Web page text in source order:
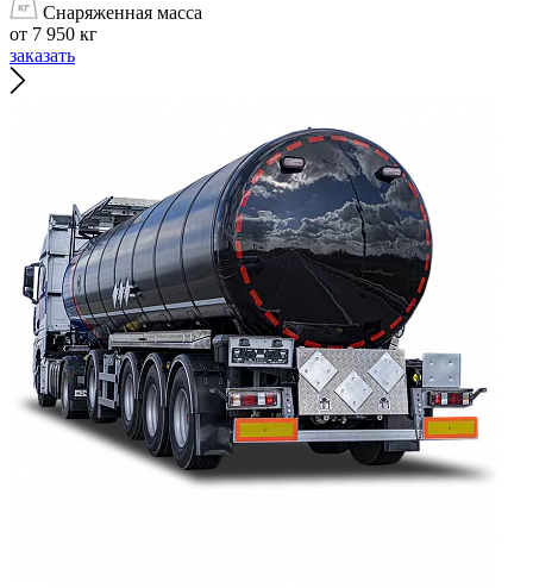
Снаряженная масса
от 7 950 кг
заказать